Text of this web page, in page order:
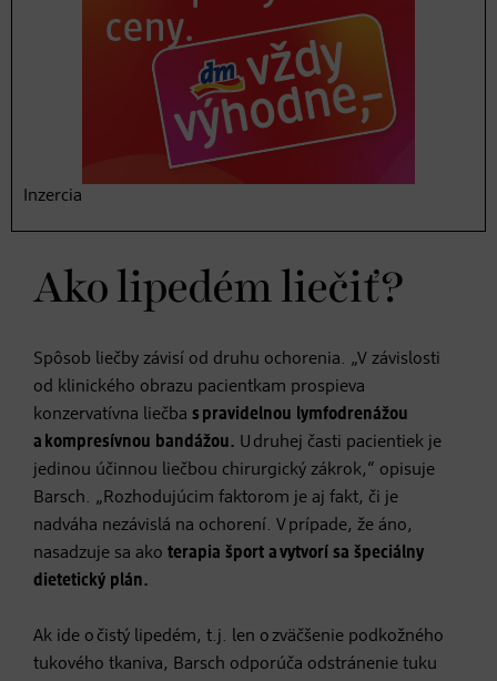
nerovnomerným rozložením tuku, je nutné vyhľadať
lekára – špecialistu, zvyčajne dermatologičku alebo
dermatológa, ktorí na základe klinického vyšetrenia
a ultrazvuku určia, či sa jedná o venózny problém,
zdurené lymfatické uzliny alebo o spomínaný lipedém.
Ak sa ochorenie objavilo už u matky a tiež starej matky,
v mladom veku.
Ako lipedém liečiť?
Spôsob liečby závisí od druhu ochorenia. „V závislosti
od klinického obrazu pacientkam prospieva
konzervatívna liečba s pravidelnou lymfodrenážou
a kompresívnou bandážou. U druhej časti pacientiek je
jedinou účinnou liečbou chirurgický zákrok,“ opisuje
Barsch. „Rozhodujúcim faktorom je aj fakt, či je
nadváha nezávislá na ochorení. V prípade, že áno,
nasadzuje sa ako terapia šport a vytvorí sa špeciálny
dietetický plán.
Ak ide o čistý lipedém, t.j. len o zväčšenie podkožného
tukového tkaniva, Barsch odporúča odstránenie tuku
Inzercia